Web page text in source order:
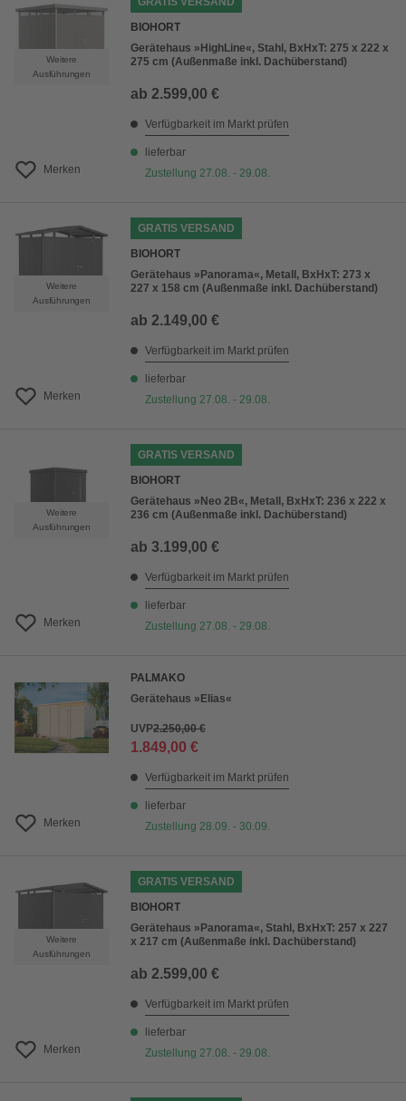
Weitere
Ausführungen
Merken
BIOHORT
Gerätehaus »HighLine«, Stahl, BxHxT: 275 x 222 x
275 cm (Außenmaße inkl. Dachüberstand)
ab 2.599,00 €
Verfügbarkeit im Markt prüfen
lieferbar
Zustellung 27.08. - 29.08.
Weitere
Ausführungen
Merken
GRATIS VERSAND
BIOHORT
Gerätehaus »Panorama«, Metall, BxHxT: 273 x
227 x 158 cm (Außenmaße inkl. Dachüberstand)
ab 2.149,00 €
Verfügbarkeit im Markt prüfen
lieferbar
Zustellung 27.08. - 29.08.
Weitere
Ausführungen
Merken
GRATIS VERSAND
BIOHORT
Gerätehaus »Neo 2B«, Metall, BxHxT: 236 x 222 x
236 cm (Außenmaße inkl. Dachüberstand)
ab 3.199,00 €
Verfügbarkeit im Markt prüfen
lieferbar
Zustellung 27.08. - 29.08.
Merken
PALMAKO
Gerätehaus »Elias«
UVP2.250,00 €
1.849,00 €
Verfügbarkeit im Markt prüfen
lieferbar
Zustellung 28.09. - 30.09.
Weitere
Ausführungen
Merken
GRATIS VERSAND
BIOHORT
Gerätehaus »Panorama«, Stahl, BxHxT: 257 x 227
x 217 cm (Außenmaße inkl. Dachüberstand)
ab 2.599,00 €
Verfügbarkeit im Markt prüfen
lieferbar
Zustellung 27.08. - 29.08.